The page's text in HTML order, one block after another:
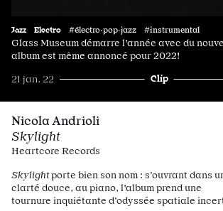
Jazz Electro #électro·pop·jazz #instrumental
Glass Museum démarre l'année avec du
album est même annoncé pour 2022!
21 jan. 22 Clip
Nicola Andrioli
Skylight
Heartcore Records
Skylightporte bien son nom : s’ouvrant dans
clarté douce, au piano, l'album prend une
tournure inquiétante d’odyssée spatiale